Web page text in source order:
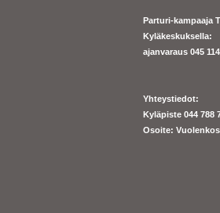
Parturi-kampaaja
Kyläkeskuksella:
ajanvaraus 045
Yhteystiedot:
Kyläpiste 044 788
Osoite: